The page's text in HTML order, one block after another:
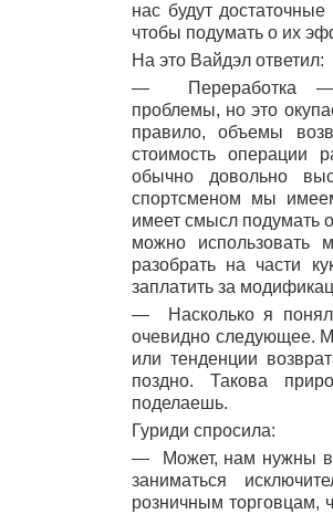
нас будут
чтобы подумать о их
На это Вайдэл ответил:
— Переработка —
проблемы, но это
правило, объемы
стоимость операции
обычно довольно
спортсменом мы
имеет смысл подумать
можно использовать
разобрать на части
заплатить за
— Насколько я
очевидно следующее.
или тенденции
поздно. Такова
поделаешь.
Гуриди спросила:
— Может, нам нужны
заниматься
розничным торговцам,